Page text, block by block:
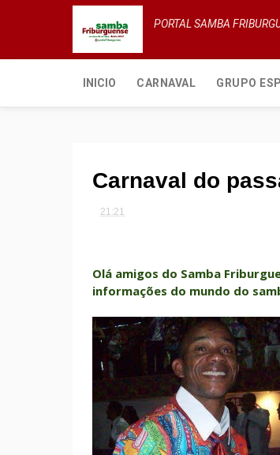
PORTAL SAMBA
INICIO CARNAVAL GRUPO
Carnaval do
21:21
Olá amigos do Samba
informações do mundo do